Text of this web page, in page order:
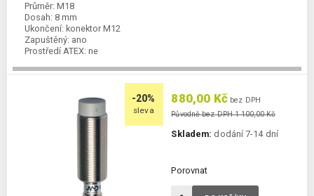
Průměr: M18
Dosah: 8 mm
Ukončení: konektor M12
Zapuštěný: ano
Prostředí ATEX: ne
-20%
sleva
880,00 Kč bez DPH
Původně bez DPH 1 100,00 Kč
Skladem: dodání 7-14 dní
Porovnat